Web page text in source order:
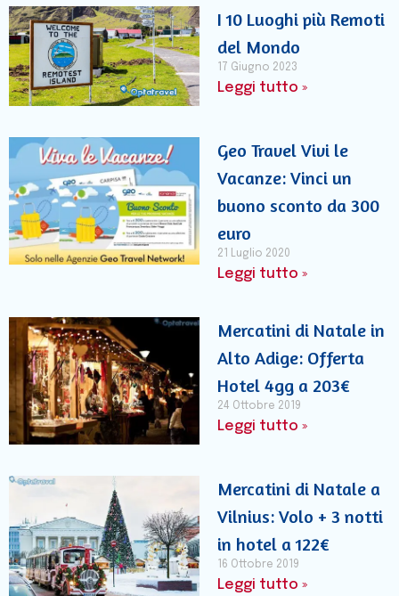
I 10 Luoghi più Remoti
del Mondo
17 Giugno 2023
Leggi tutto »
Geo Travel Vivi le
Vacanze: Vinci un
buono sconto da 300
euro
21 Luglio 2020
Leggi tutto »
Mercatini di Natale in
Alto Adige: Offerta
Hotel 4gg a 203€
24 Ottobre 2019
Leggi tutto »
Mercatini di Natale a
Vilnius: Volo + 3 notti
in hotel a 122€
16 Ottobre 2019
Leggi tutto »